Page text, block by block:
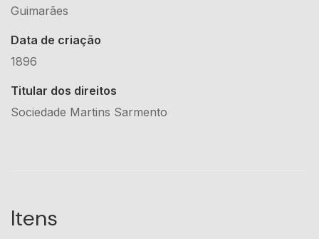
Guimarães
Data de criação
1896
Titular dos direitos
Sociedade Martins Sarmento
Itens